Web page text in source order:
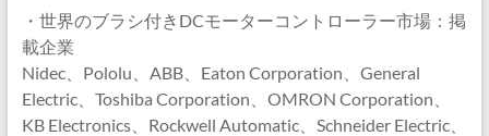
・世界のブラシ付きDCモーターコントローラー市場：掲
載企業
Nidec、Pololu、ABB、Eaton Corporation、General
Electric、Toshiba Corporation、OMRON Corporation、
KB Electronics、Rockwell Automatic、Schneider Electric、